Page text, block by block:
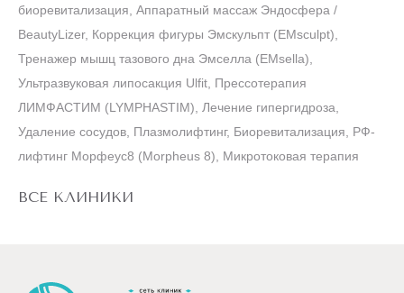
биоревитализация, Аппаратный массаж Эндосфера /
BeautyLizer, Коррекция фигуры Эмскульпт (EMsculpt),
Тренажер мышц тазового дна Эмселла (EMsella),
Ультразвуковая липосакция Ulfit, Прессотерапия
ЛИМФАСТИМ (LYMPHASTIM), Лечение гипергидроза,
Удаление сосудов, Плазмолифтинг, Биоревитализация, РФ-
лифтинг Морфеус8 (Morpheus 8), Микротоковая терапия
ВСЕ КЛИНИКИ
BeautyLizer, Аппаратный массаж Эндосфера, Фракционная
регенерация ScarLet S, Плазмолифтинг, Фототерапия на
аппарате М22, Плацентарная биоревитализация, Лечение
гипергидроза
ВСЕ КЛИНИКИ
пигментации на неодимовом лазере Cynosure Элит+ (Elite+),
Лечение гипергидроза, Лазерная шлифовка M22,
Микроигольчатый РФ-лифтинг SCARLET S,
Фотодинамическая терапия Heleo4
ВСЕ КЛИНИКИ
(Venus Viva), РФ-лифтинг Венус Вива (Venus Viva)
ВСЕ КЛИНИКИ
Удаление пигментации М22, Фотоомоложение М22,
Фотолечение акне М22, Удаление сосудов
ВСЕ КЛИНИКИ
терапия), РФ-лифтинг, Лечение гипергидроза, Диагностика
кожи Антера, ББЛ (BBL), УЛЬТРАЗВУКОВАЯ ЛИПОСАКЦИЯ
ULFIT
ВСЕ КЛИНИКИ
ВСЕ КЛИНИКИ